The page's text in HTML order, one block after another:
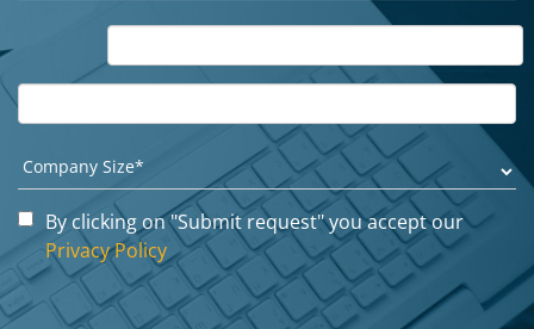
By clicking on "Submit request" you accept our
Privacy Policy